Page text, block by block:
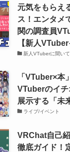
元気をもらえ
ス！エンタメ
関の調査員
【新人
新人VTuberに聞い
「VTuber×本
VTuberのイ
展示する「未
ライブ/イベント
VRChat自己
徹底ガイド！